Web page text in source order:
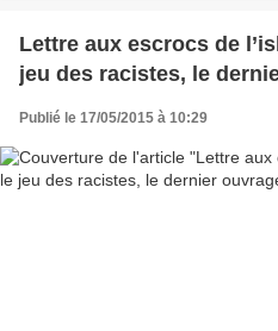
Lettre aux escrocs de
jeu des racistes, le
Publié le 17/05/2015 à 10:29